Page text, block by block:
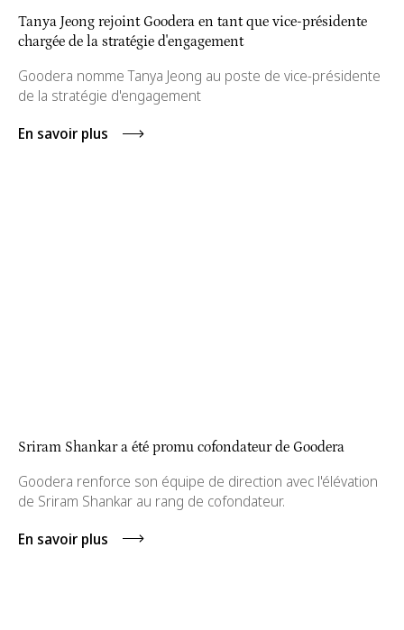
Tanya Jeong rejoint Goodera en tant que vice-présidente
chargée de la stratégie d'engagement
Goodera nomme Tanya Jeong au poste de vice-présidente
de la stratégie d'engagement
En savoir plus
Sriram Shankar a été promu cofondateur de Goodera
Goodera renforce son équipe de direction avec l'élévation
de Sriram Shankar au rang de cofondateur.
En savoir plus